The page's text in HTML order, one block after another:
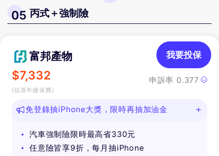
05 丙式＋強制險
富邦產物
$7,332
(估算年繳保費)
申訴率 0.377
我要投保
免登錄抽iPhone大獎，限時再抽加油金
汽車強制險限時最高省330元
任意險皆享9折，每月抽iPhone